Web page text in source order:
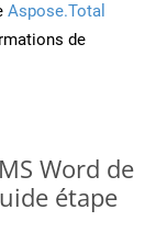
Aspose.Total
de
Word de
étape